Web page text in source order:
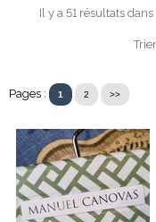
Il y a 51 résultats dans
Pages : 1 2 >>